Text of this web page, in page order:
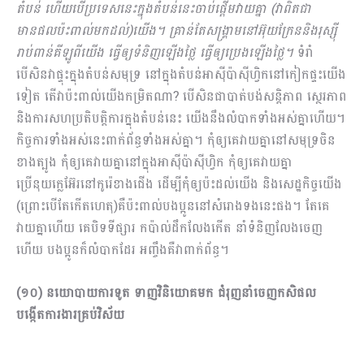
តំបន់ ហើយបើប្រ​ទេស​នេះក្នុងតំបន់នេះចាប់ផ្តើមវាយគ្នា (វាពិតជា
មានផលប៉ះពាល់មកដល់)យើង។ គ្រាន់តែសង្រ្គាមនៅអ៊ុយក្រែននិងរុស្ស៊ី
រាប់ពាន់គីឡូពីយើង ធ្វើឲ្យទំនិញឡើងថ្លៃ ធ្វើឲ្យប្រេងឡើងថ្លៃ។ទំរាំ
បើសិនវាផ្ទុះក្នុងតំ​បន់សមុទ្រ នៅក្នុងតំបន់អាស៊ីប៉ាស៊ីហ្វិកនៅកៀកផ្ទះយើង
ទៀត តើវាប៉ះពាល់យើងកម្រិតណា? បើសិនជាបាត់បង់សន្តិភាព ស្ថេរភាព
និងការសហប្រតិបត្តិការក្នុងតំបន់នេះ យើងនឹងលំបាកទាំងអស់គ្នាហើយ។
កិច្ចការទាំងអស់នេះពាក់ព័ន្ធទាំងអស់គ្នា។ កុំឲ្យគេវាយគ្នានៅសមុទ្រចិន
ខាងត្បូង កុំឲ្យគេវាយគ្នានៅក្នុងអាស៊ីប៉ាស៊ីហ្វិក កុំឲ្យគេវាយគ្នា
ប្រើនុយក្លេអ៊ែរនៅកូរ៉េខាងជើង ដើម្បីកុំឲ្យប៉ះដល់យើង និងសេដ្ឋកិច្ចយើង
(ព្រោះបើតែកើតហេតុ)គឺប៉ះពាល់បងប្អូននៅសំរោងទងនេះផង។ តែគេ
វាយគ្នាហើយ គេបិទទីផ្សារ កប៉ាល់ដឹកលែងកើត​ នាំទំនិញលែងចេញ
ហើយ បងប្អូនក៏លំបាកដែរ អញ្ចឹងគឺវាពាក់ព័ន្ធ​។
(១០) នយោបាយការទូត ទាញវិនិយោគមក ជំរុញនាំចេញកសិផល
បង្កើតការងារគ្រប់វិស័យ